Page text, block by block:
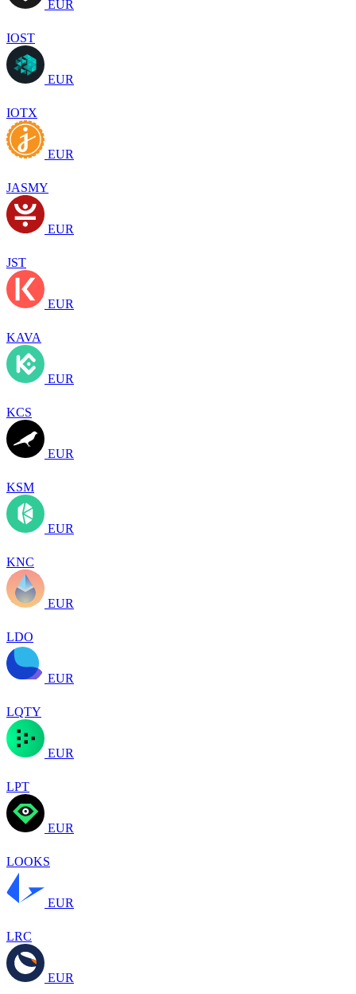
EUR
IOST
EUR
IOTX
EUR
JASMY
EUR
JST
EUR
KAVA
EUR
KCS
EUR
KSM
EUR
KNC
EUR
LDO
EUR
LQTY
EUR
LPT
EUR
LOOKS
EUR
LRC
EUR